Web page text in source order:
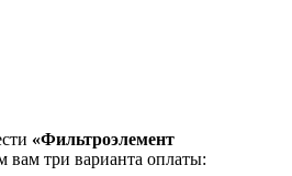
«Фильтроэлемент
вам три варианта оплаты: